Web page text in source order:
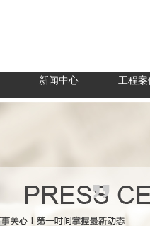
新闻中心 工程案